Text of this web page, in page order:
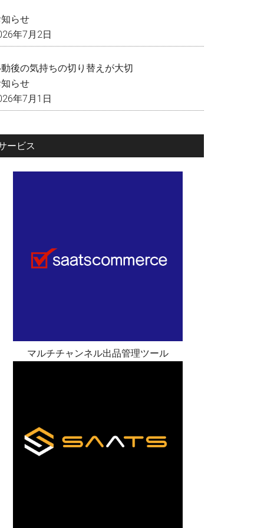
らせ
年7月2日
後の気持ちの切り替えが大切
らせ
年7月1日
ービス
マルチチャンネル出品管理ツール